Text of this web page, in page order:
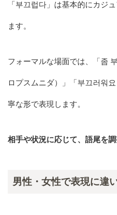
「부끄럽다」は基本的にカジ
ます。
フォーマルな場面では、「좀
ロプスムニダ）」「부끄러워
寧な形で表現します。
相手や状況に応じて、語尾を
男性・女性で表現に違